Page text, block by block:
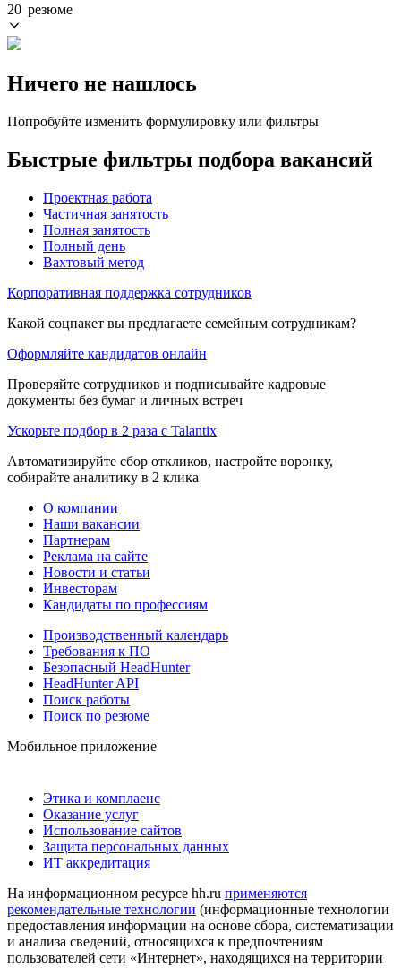
20 резюме
Ничего не нашлось
Попробуйте изменить формулировку или фильтры
Быстрые фильтры подбора вакансий
Проектная работа
Частичная занятость
Полная занятость
Полный день
Вахтовый метод
Корпоративная поддержка сотрудников
Какой соцпакет вы предлагаете семейным сотрудникам?
Оформляйте кандидатов онлайн
Проверяйте сотрудников и подписывайте кадровые
документы без бумаг и личных встреч
Ускорьте подбор в 2 раза с Talantix
Автоматизируйте сбор откликов, настройте воронку,
собирайте аналитику в 2 клика
О компании
Наши вакансии
Партнерам
Реклама на сайте
Новости и статьи
Инвесторам
Кандидаты по профессиям
Производственный календарь
Требования к ПО
Безопасный HeadHunter
HeadHunter API
Поиск работы
Поиск по резюме
Мобильное приложение
Этика и комплаенс
Оказание услуг
Использование сайтов
Защита персональных данных
ИТ аккредитация
На информационном ресурсе hh.ru применяются
рекомендательные технологии (информационные технологии
предоставления информации на основе сбора, систематизации
и анализа сведений, относящихся к предпочтениям
пользователей сети «Интернет», находящихся на территории